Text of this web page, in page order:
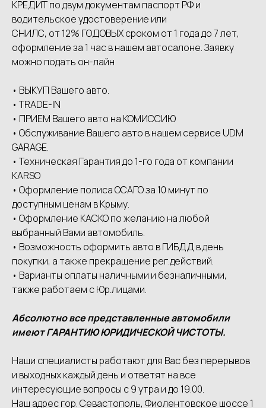
КРЕДИТ по двум документам паспорт РФ и
водительское удостоверение или
СНИЛС, от 12% ГОДОВЫХ сроком от 1 года до 7 лет,
оформление за 1 час в нашем автосалоне. Заявку
можно подать он-лайн
• ВЫКУП Вашего авто.
• ТRАDЕ-IN
• ПРИЕМ Вашего авто на КОМИССИЮ
• Обслуживание Вашего авто в нашем сервисе UDМ
GАRАGЕ.
• Техническая Гарантия до 1-го года от компании
КАRSО
• Оформление полиса ОСАГО за 10 минут по
доступным ценам в Крыму.
• Оформление КАСКО по желанию на любой
выбранный Вами автомобиль.
• Возможность оформить авто в ГИБДД в день
покупки, а также прекращение рег.действий.
• Варианты оплаты наличными и безналичными,
также работаем с Юр.лицами.
Абсолютно все представленные автомобили
имеют ГАРАНТИЮ ЮРИДИЧЕСКОЙ ЧИСТОТЫ.
Наши специалисты работают для Вас без перерывов
и выходных каждый день и ответят на все
интересующие вопросы с 9 утра и до 19.00.
Наш адрес гор. Севастополь, Фиолентовское шоссе 1